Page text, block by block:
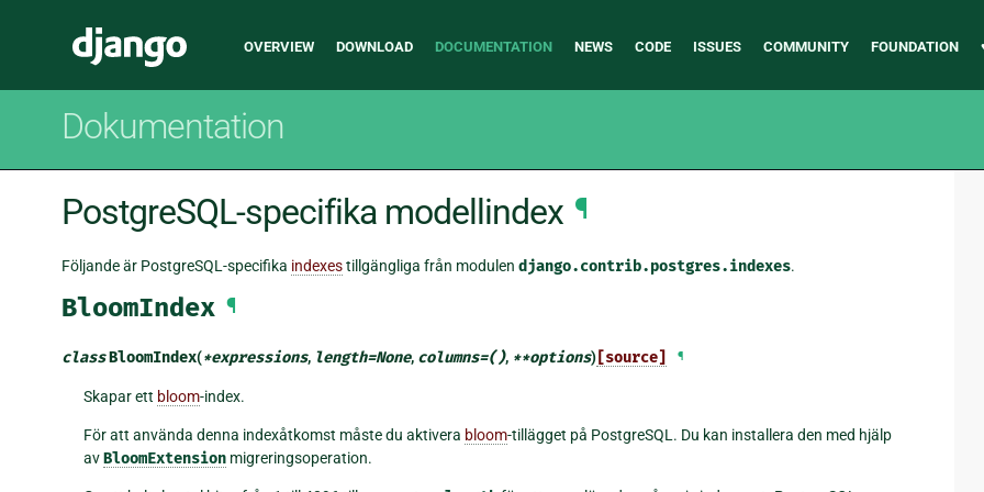
Django
Main
OVERVIEW DOWNLOAD DOCUMENTATION NEWS CODE ISSUES COMMUNITY FOUNDATION
Dokumentation
PostgreSQL-specifika modellindex ¶
Följande är PostgreSQL-specifika indexestillgängliga från modulen django.contrib.postgres.indexes.
BloomIndex ¶
classBloomIndex(*expressions, length=None, columns=(), **options) [source] ¶
Skapar ett bloom-index.
För att använda denna indexåtkomst måste du aktivera bloom-tillägget på PostgreSQL. Du kan installera den med hjälp
avBloomExtensionmigreringsoperation.